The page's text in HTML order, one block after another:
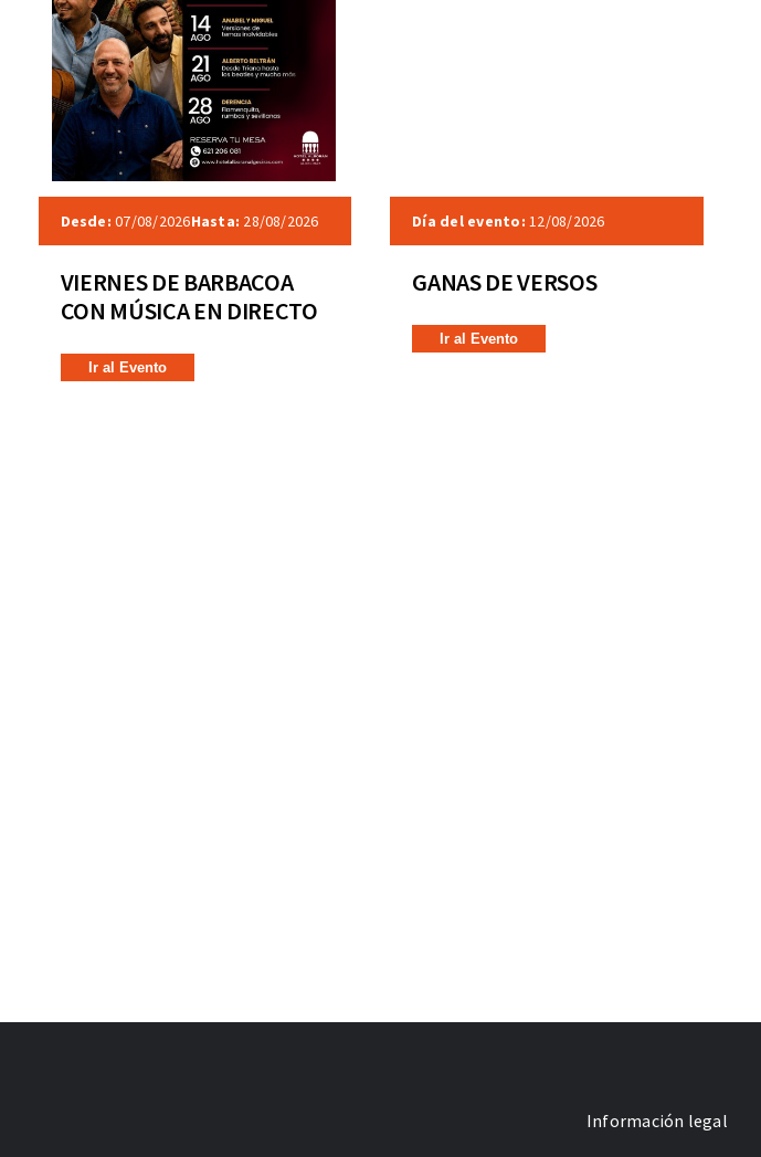
Desde: 07/08/2026Hasta: 28/08/2026
VIERNES DE BARBACOA
CON MÚSICA EN DIRECTO
Ir al Evento
Día del evento: 12/08/2026
GANAS DE VERSOS
Ir al Evento
Información legal